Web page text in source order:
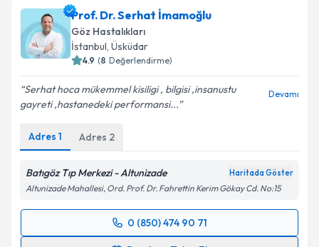
takvim hazırlandığında e-posta ile bilgilendireceğiz.
E-posta Adresiniz
Kişisel verilerimin işlenmesine ilişkin
kapsamda işlenmesini kabul ediyorum.
Takvim Talebini Gönder
Prof. Dr. Serhat İmamoğlu
Göz Hastalıkları
İstanbul, Üsküdar
4.9 (8 Değerlendirme)
Serhat hoca mükemmel kisiligi , bilgisi ,insanustu
gayreti ,hastanedeki performansi...
Devamı
Adres 1 Adres 2
Batıgöz Tıp Merkezi - Altunizade Haritada Göster
Altunizade Mahallesi, Ord. Prof. Dr. Fahrettin Kerim Gökay Cd. No:15
0 (850) 474 90 71
Randevu Takvimi Talebi